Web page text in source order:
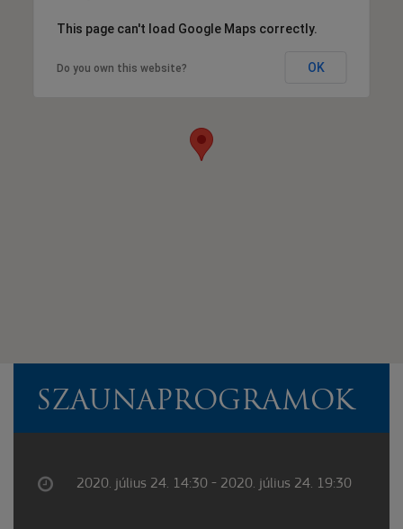
This page can't load Google Maps correctly.
Do you own this website? OK
SZAUNAPROGRAMOK
2020. július 24. 14:30 - 2020. július 24. 19:30